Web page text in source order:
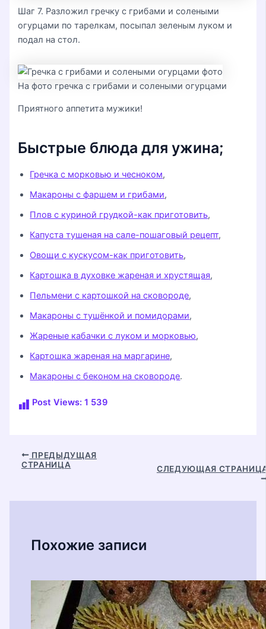
Шаг 7. Разложил гречку с грибами и солеными
огурцами по тарелкам, посыпал зеленым луком и
подал на стол.
На фото гречка с грибами и солеными огурцами
Приятного аппетита мужики!
Быстрые блюда для ужина;
Гречка с морковью и чесноком,
Макароны с фаршем и грибами,
Плов с куриной грудкой-как приготовить,
Капуста тушеная на сале-пошаговый рецепт,
Овощи с кускусом-как приготовить,
Картошка в духовке жареная и хрустящая,
Пельмени с картошкой на сковороде,
Макароны с тушёнкой и помидорами,
Жареные кабачки с луком и морковью,
Картошка жареная на маргарине,
Макароны с беконом на сковороде.
Post Views: 1 539
Навигация
ПРЕДЫДУЩАЯ
СТРАНИЦА
СЛЕДУЮЩАЯ
Похожие записи